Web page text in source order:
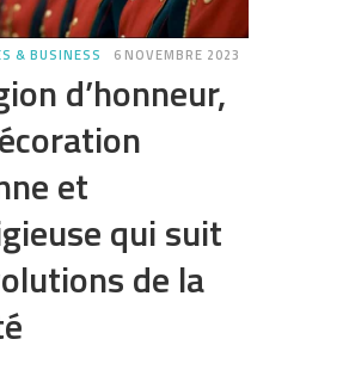
& BUSINESS 6 NOVEMBRE 2023
d’honneur,
et
qui suit
de la